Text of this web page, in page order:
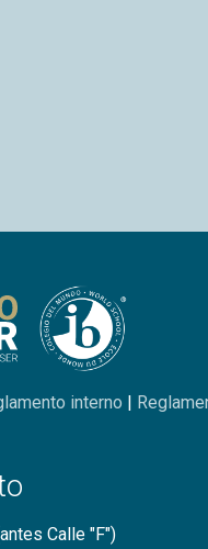
interno
Calle "F")